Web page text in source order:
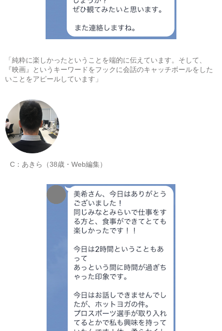
「純粋に楽しかったということを端的に伝えています。そして、
『映画』というキーワードをフックに会話のキャッチボールをした
いことをアピールしています」
C：あきら（38歳・Web編集）